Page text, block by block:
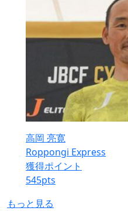
高岡 亮寛
Roppongi Express
獲得ポイント
545pts
もっと見る